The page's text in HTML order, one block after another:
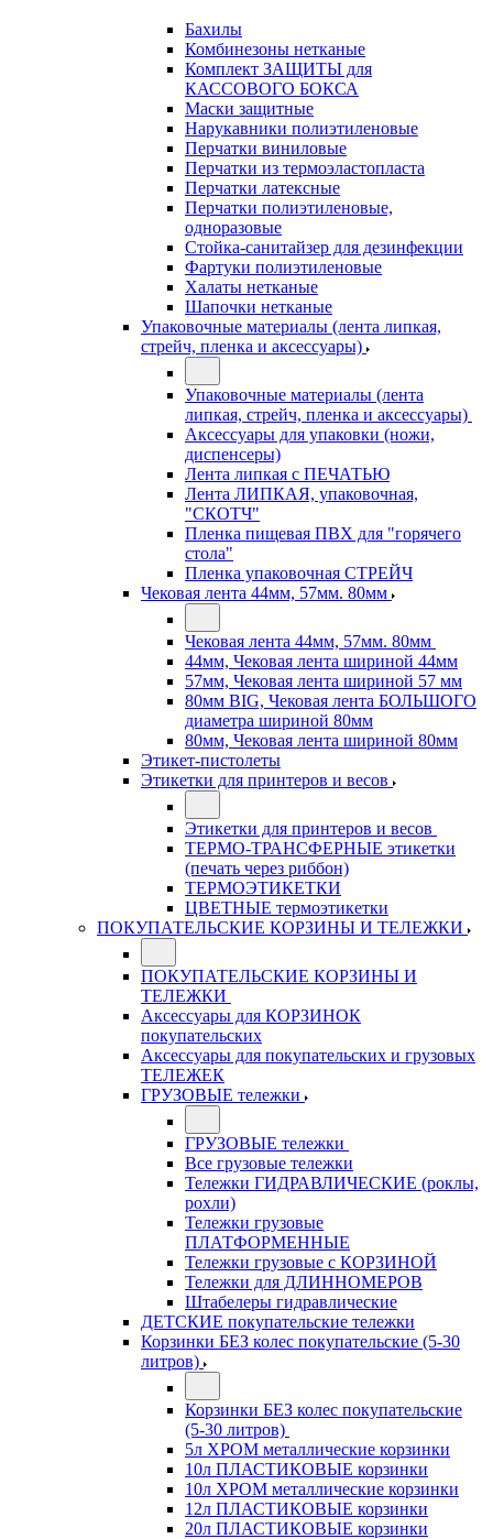
Бахилы
Комбинезоны нетканые
Комплект ЗАЩИТЫ для
КАССОВОГО БОКСА
Маски защитные
Нарукавники полиэтиленовые
Перчатки виниловые
Перчатки из термоэластопласта
Перчатки латексные
Перчатки полиэтиленовые,
одноразовые
Стойка-санитайзер для дезинфекции
Фартуки полиэтиленовые
Халаты нетканые
Шапочки нетканые
Упаковочные материалы (лента липкая,
стрейч, пленка и аксессуары)
Упаковочные материалы (лента
липкая, стрейч, пленка и аксессуары)
Аксессуары для упаковки (ножи,
диспенсеры)
Лента липкая с ПЕЧАТЬЮ
Лента ЛИПКАЯ, упаковочная,
"СКОТЧ"
Пленка пищевая ПВХ для "горячего
стола"
Пленка упаковочная СТРЕЙЧ
Чековая лента 44мм, 57мм. 80мм
Чековая лента 44мм, 57мм. 80мм
44мм, Чековая лента шириной 44мм
57мм, Чековая лента шириной 57 мм
80мм BIG, Чековая лента БОЛЬШОГО
диаметра шириной 80мм
80мм, Чековая лента шириной 80мм
Этикет-пистолеты
Этикетки для принтеров и весов
Этикетки для принтеров и весов
ТЕРМО-ТРАНСФЕРНЫЕ этикетки
(печать через риббон)
ТЕРМОЭТИКЕТКИ
ЦВЕТНЫЕ термоэтикетки
ПОКУПАТЕЛЬСКИЕ КОРЗИНЫ И ТЕЛЕЖКИ
ПОКУПАТЕЛЬСКИЕ КОРЗИНЫ И
ТЕЛЕЖКИ
Аксессуары для КОРЗИНОК
покупательских
Аксессуары для покупательских и грузовых
ТЕЛЕЖЕК
ГРУЗОВЫЕ тележки
ГРУЗОВЫЕ тележки
Все грузовые тележки
Тележки ГИДРАВЛИЧЕСКИЕ (роклы,
рохли)
Тележки грузовые
ПЛАТФОРМЕННЫЕ
Тележки грузовые с КОРЗИНОЙ
Тележки для ДЛИННОМЕРОВ
Штабелеры гидравлические
ДЕТСКИЕ покупательские тележки
Корзинки БЕЗ колес покупательские (5-30
литров)
Корзинки БЕЗ колес покупательские
(5-30 литров)
5л ХРОМ металлические корзинки
10л ПЛАСТИКОВЫЕ корзинки
10л ХРОМ металлические корзинки
12л ПЛАСТИКОВЫЕ корзинки
20л ПЛАСТИКОВЫЕ корзинки